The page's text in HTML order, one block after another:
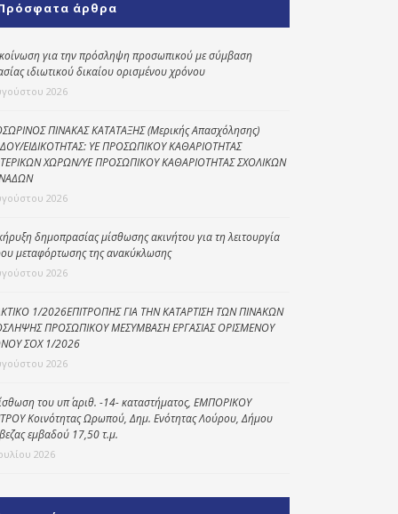
Kοινωνικό
φαρμακείο
Πρόγραμμα
“Βοήθεια στο σπίτι”
Κέντρο Ημερήσιας
Φροντίδας
άρθρα
για την πρόσληψη προσωπικού με σύμβαση
ιδιωτικού δικαίου ορισμένου χρόνου
2026
ΠΙΝΑΚΑΣ ΚΑΤΑΤΑΞΗΣ (Μερικής Απασχόλησης)
ΕΙΔΙΚΟΤΗΤΑΣ: ΥΕ ΠΡΟΣΩΠΙΚΟΥ ΚΑΘΑΡΙΟΤΗΤΑΣ
ΧΩΡΩΝ/ΥΕ ΠΡΟΣΩΠΙΚΟΥ ΚΑΘΑΡΙΟΤΗΤΑΣ ΣΧΟΛΙΚΩΝ
2026
δημοπρασίας μίσθωσης ακινήτου για τη λειτουργία
μεταφόρτωσης της ανακύκλωσης
2026
1/2026ΕΠΙΤΡΟΠΗΣ ΓΙΑ ΤΗΝ ΚΑΤΑΡΤΙΣΗ ΤΩΝ ΠΙΝΑΚΩΝ
ΠΡΟΣΩΠΙΚΟΥ ΜΕΣΥΜΒΑΣΗ ΕΡΓΑΣΙΑΣ ΟΡΙΣΜΕΝΟΥ
ΣΟΧ 1/2026
2026
του υπ΄ αριθ. -14- καταστήματος, ΕΜΠΟΡΙΚΟΥ
Κοινότητας Ωρωπού, Δημ. Ενότητας Λούρου, Δήμου
εμβαδού 17,50 τ.μ.
2026